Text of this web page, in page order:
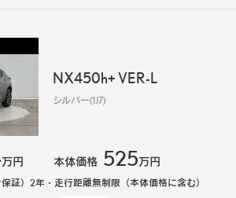
NX450h+ VER-L
シルバー(1J7)
万円 本体価格 525万円
証）2年・走行距離無制限（本体価格に含む）